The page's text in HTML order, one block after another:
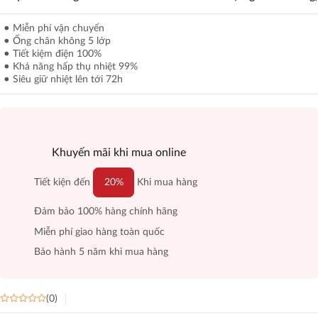
Miễn phí vận chuyển
Ống chân không 5 lớp
Tiết kiệm điện 100%
Khả năng hấp thụ nhiệt 99%
Siêu giữ nhiệt lên tới 72h
Khuyến mãi khi mua online
Tiết kiện đến 20% Khi mua hàng
Đảm bảo 100% hàng chính hãng
Miễn phí giao hàng toàn quốc
Bảo hành 5 năm khi mua hàng
(0)